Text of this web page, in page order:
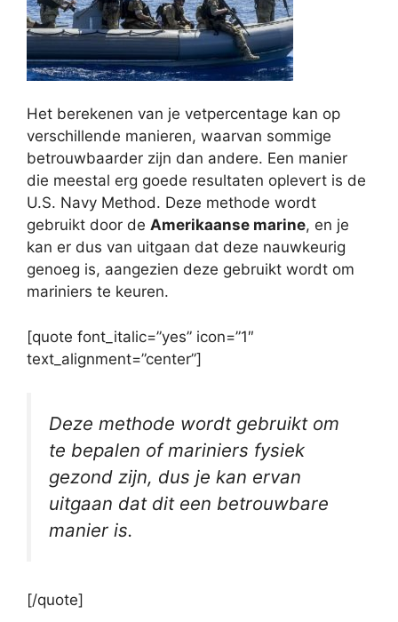
Het berekenen van je vetpercentage kan op
verschillende manieren, waarvan sommige
betrouwbaarder zijn dan andere. Een manier
die meestal erg goede resultaten oplevert is de
U.S. Navy Method. Deze methode wordt
gebruikt door de Amerikaanse marine, en je
kan er dus van uitgaan dat deze nauwkeurig
genoeg is, aangezien deze gebruikt wordt om
mariniers te keuren.
[quote font_italic=”yes” icon=”1″
text_alignment=”center”]
Deze methode wordt gebruikt om
te bepalen of mariniers fysiek
gezond zijn, dus je kan ervan
uitgaan dat dit een betrouwbare
manier is.
[/quote]